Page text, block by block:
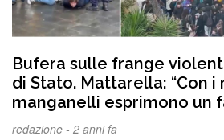
Bufera sulle frange
di Stato. Mattarella: “Con i
manganelli esprimono un
centrodestra in imbarazzo.
redazione - 2 anni fa